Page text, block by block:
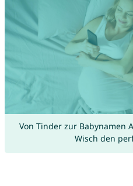
Von Tinder zur Babynamen
Wisch den